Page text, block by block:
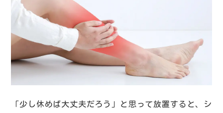
「少し休めば大丈夫だろう」と思って放置すると、シ